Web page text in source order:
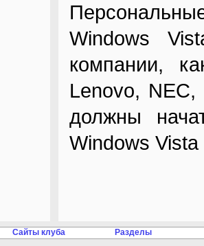
Windows
компании,
Lenovo,
должны
Windows
Сайты клуба Разделы